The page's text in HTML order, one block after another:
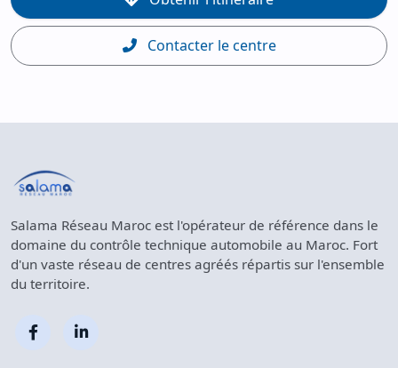
Contacter le centre
Salama Réseau Maroc est l'opérateur de référence dans le
domaine du contrôle technique automobile au Maroc. Fort
d'un vaste réseau de centres agréés répartis sur l'ensemble
du territoire.